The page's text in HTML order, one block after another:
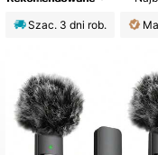
Szac. 3 dni rob.